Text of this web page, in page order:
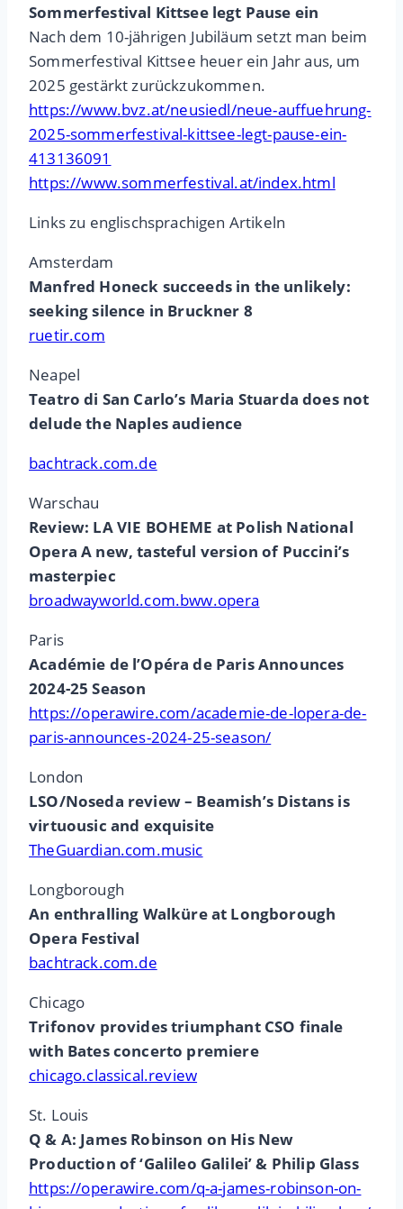
Sommerfestival Kittsee legt Pause ein
Nach dem 10-jährigen Jubiläum setzt man beim
Sommerfestival Kittsee heuer ein Jahr aus, um
2025 gestärkt zurückzukommen.
https://www.bvz.at/neusiedl/neue-auffuehrung-
2025-sommerfestival-kittsee-legt-pause-ein-
413136091
https://www.sommerfestival.at/index.html
Links zu englischsprachigen Artikeln
Amsterdam
Manfred Honeck succeeds in the unlikely:
seeking silence in Bruckner 8
ruetir.com
Neapel
Teatro di San Carlo’s Maria Stuarda does not
delude the Naples audience
bachtrack.com.de
Warschau
Review: LA VIE BOHEME at Polish National
Opera A new, tasteful version of Puccini’s
masterpiec
broadwayworld.com.bww.opera
Paris
Académie de l’Opéra de Paris Announces
2024-25 Season
https://operawire.com/academie-de-lopera-de-
paris-announces-2024-25-season/
London
LSO/Noseda review – Beamish’s Distans is
virtuousic and exquisite
TheGuardian.com.music
Longborough
An enthralling Walküre at Longborough
Opera Festival
bachtrack.com.de
Chicago
Trifonov provides triumphant CSO finale
with Bates concerto premiere
chicago.classical.review
St. Louis
Q & A: James Robinson on His New
Production of ‘Galileo Galilei’ & Philip Glass
https://operawire.com/q-a-james-robinson-on-